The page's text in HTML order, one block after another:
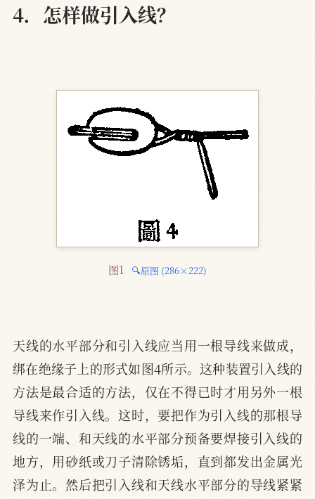
4．怎样做引入线？
图1 🔍原图 (286×222)
天线的水平部分和引入线应当用一根导线来做成，
绑在绝缘子上的形式如图4所示。这种装置引入线的
方法是最合适的方法，仅在不得已时才用另外一根
导线来作引入线。这时，要把作为引入线的那根导
线的一端、和天线的水平部分预备要焊接引入线的
地方，用砂纸或刀子清除锈垢，直到都发出金属光
泽为止。然后把引入线和天线水平部分的导线紧紧